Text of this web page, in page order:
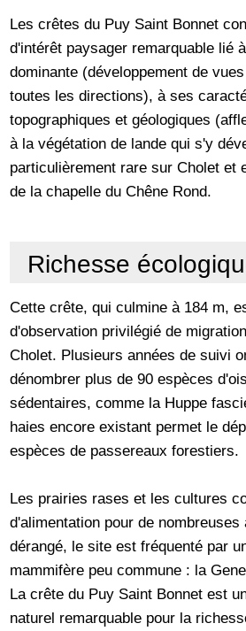
Les crêtes du Puy Saint Bonnet
d'intérêt paysager remarquable lié
dominante (développement de
toutes les directions), à ses
topographiques et géologiques
à la végétation de lande qui s'y
particulièrement rare sur Cholet et
de la chapelle du Chêne Rond.
Richesse
Cette crête, qui culmine à 184 m,
d'observation privilégié de
Cholet. Plusieurs années de suivi
dénombrer plus de 90 espèces
sédentaires, comme la Huppe
haies encore existant permet le
espèces de passereaux forestiers.
Les prairies rases et les cultures
d'alimentation pour de
dérangé, le site est fréquenté par
mammifère peu commune : la
La crête du Puy Saint Bonnet est
naturel remarquable pour la